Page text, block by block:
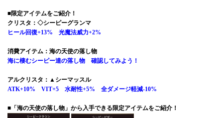
■限定アイテムをご紹介！
クリスタ：◇シーピーグランマ
ヒール回復+13% 光魔法威力+2%
消費アイテム：海の天使の落し物
海に棲むシーピー達の落し物 確認してみよう！
アルクリスタ：▲シーマッスル
ATK+10% VIT+5 水耐性+5% 全ダメージ軽減-10%
■「海の天使の落し物」から入手できる限定アイテムをご紹介！